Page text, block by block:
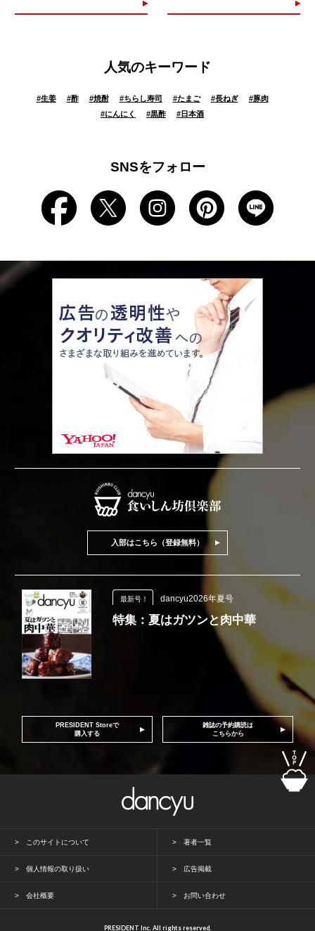
人気のキーワード
#生姜 #酢 #焼酎 #ちらし寿司 #たまご #長ねぎ #豚肉
#にんにく #黒酢 # 日本酒
SNSをフォロー
入部はこちら（登録無料）
最新号！ dancyu2026年夏号
特集：夏はガツンと肉中華
PRESIDENT Storeで
購入する
雑誌の予約購読は
こちらから
このサイトについて 著者一覧
個人情報の取り扱い 広告掲載
会社概要 お問い合わせ
PRESIDENT Inc. All rights reserved.